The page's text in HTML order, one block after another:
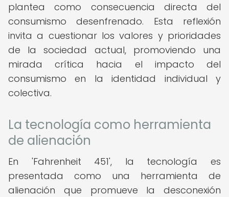
plantea como consecuencia directa del
consumismo desenfrenado. Esta reflexión
invita a cuestionar los valores y prioridades
de la sociedad actual, promoviendo una
mirada crítica hacia el impacto del
consumismo en la identidad individual y
colectiva.
La tecnología como herramienta
de alienación
En 'Fahrenheit 451', la tecnología es
presentada como una herramienta de
alienación que promueve la desconexión